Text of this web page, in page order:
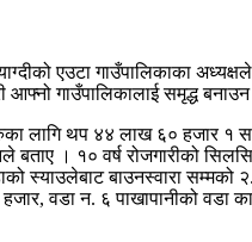
एउटा गाउँपालिकाका
आफ्नो गाउँपालिकालाई समृद्ध
लागि थप ४४ लाख ६० हजार
। १० वर्ष रोजगारीको
स्याउलेबाट बाउनस्वारा
वडा न. ६ पाखापानीको वडा